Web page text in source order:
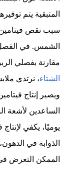
المتبقية يتم
سبب نقص
الشمس. في
مقارنة بفصلي
الشتاء، نرتدي
ويصير إنتاج
الساعدين
يوميًا، يكفي
الذوابة في
الممكن التعرض